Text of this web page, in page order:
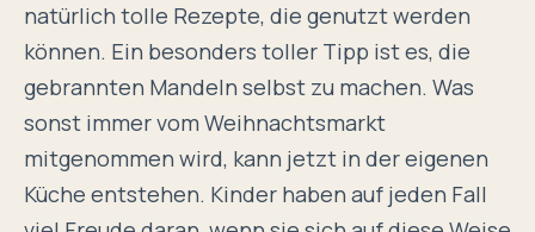
natürlich tolle Rezepte, die genutzt werden
können. Ein besonders toller Tipp ist es, die
gebrannten Mandeln selbst zu machen. Was
sonst immer vom Weihnachtsmarkt
mitgenommen wird, kann jetzt in der eigenen
Küche entstehen. Kinder haben auf jeden Fall